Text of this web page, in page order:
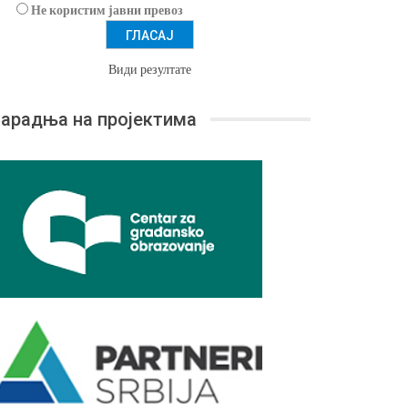
Не користим јавни превоз
Види резултате
на пројектима